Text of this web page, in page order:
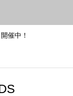
催中！